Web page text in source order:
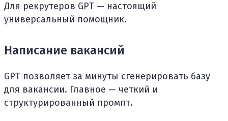
Для рекрутеров GPT — настоящий
универсальный помощник.
Написание вакансий
GPT позволяет за минуты сгенерировать базу
для вакансии. Главное — четкий и
структурированный промпт.